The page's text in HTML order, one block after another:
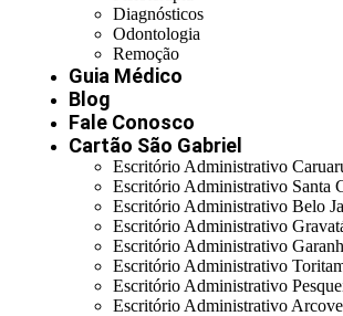
Diagnósticos
Odontologia
Remoção
Guia Médico
Blog
Fale Conosco
Cartão São Gabriel
Escritório Administrativo
Escritório Administrativo Santa
Escritório Administrativo Belo
Escritório Administrativo
Escritório Administrativo
Escritório Administrativo
Escritório Administrativo
Escritório Administrativo